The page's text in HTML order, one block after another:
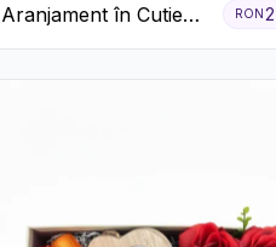
Aranjament în Cutie
Verde Mentă cu
RON